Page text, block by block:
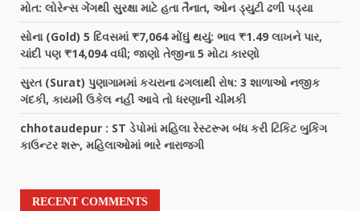
મોત: લોરેન્સ ગેંગથી સુરક્ષા માટે હતા તૈનાત, ઓન ડ્યુટી ઢળી પડ્યા
સોના (Gold) 5 દિવસમાં ₹7,064 મોંઘું થયું: ભાવ ₹1.49 લાખને પાર,
ચાંદી પણ ₹14,094 વધી; જાણો તેજીના 5 મોટા કારણો
સુરત (Surat) પુણાગામમાં કચરાના ઢગલાથી રોષ: 3 શાળાઓ નજીક
ગંદકી, કાયમી ઉકેલ નહીં આવે તો ધરણાની ચીમકી
chhotaudepur : ST ડેપોમાં મહિલા રેસ્ટરૂમ બંધ કરી ટિકિટ બુકિંગ
કાઉન્ટર શરૂ, મહિલાઓમાં ભારે નારાજગી
RECENT COMMENTS